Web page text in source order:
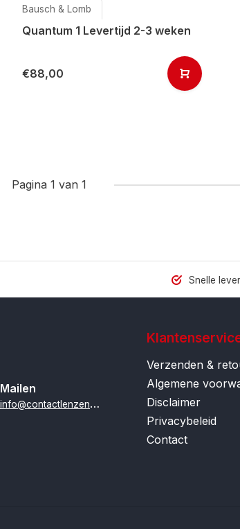
Bausch & Lomb
Quantum 1 Levertijd 2-3 weken
€88,00
Pagina 1 van 1
Snelle
Mailen
i
nfo@contactlenzenonline.be
Verzenden &
Algemene
Disclaimer
Privacybeleid
Contact